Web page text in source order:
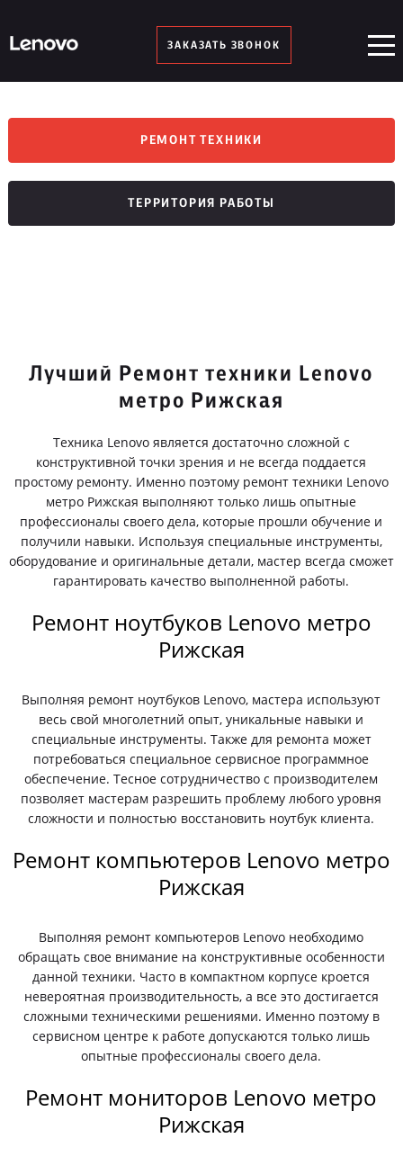
ЗАКАЗАТЬ ЗВОНОК
РЕМОНТ ТЕХНИКИ
ТЕРРИТОРИЯ РАБОТЫ
Лучший Ремонт техники Lenovo
метро Рижская
Техника Lenovo является достаточно сложной с
конструктивной точки зрения и не всегда поддается
простому ремонту. Именно поэтому ремонт техники Lenovo
метро Рижская выполняют только лишь опытные
профессионалы своего дела, которые прошли обучение и
получили навыки. Используя специальные инструменты,
оборудование и оригинальные детали, мастер всегда сможет
гарантировать качество выполненной работы.
Ремонт ноутбуков Lenovo метро
Рижская
Выполняя ремонт ноутбуков Lenovo, мастера используют
весь свой многолетний опыт, уникальные навыки и
специальные инструменты. Также для ремонта может
потребоваться специальное сервисное программное
обеспечение. Тесное сотрудничество с производителем
позволяет мастерам разрешить проблему любого уровня
сложности и полностью восстановить ноутбук клиента.
Ремонт компьютеров Lenovo метро
Рижская
Выполняя ремонт компьютеров Lenovo необходимо
обращать свое внимание на конструктивные особенности
данной техники. Часто в компактном корпусе кроется
невероятная производительность, а все это достигается
сложными техническими решениями. Именно поэтому в
сервисном центре к работе допускаются только лишь
опытные профессионалы своего дела.
Ремонт мониторов Lenovo метро
Рижская